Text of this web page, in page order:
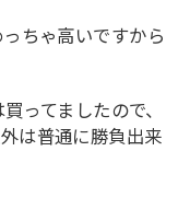
ちゃ高いですから
ってましたので、
は普通に勝負出来